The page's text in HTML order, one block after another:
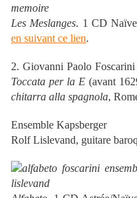
Les Meslanges. 1 CD
en suivant ce lien.
2. Giovanni Paolo
Toccata per la E(avant
chitarra alla spagnola,
Ensemble Kapsberger
Rolf Lislevand, guitare